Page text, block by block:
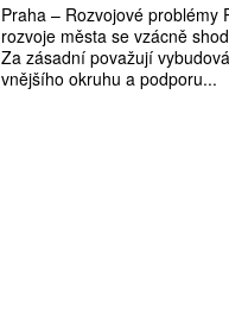
Praha – Rozvojové problémy
rozvoje města se vzácně
Za zásadní považují
vnějšího okruhu a podporu...